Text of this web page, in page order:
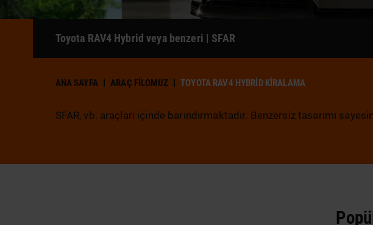
Toyota RAV4 Hybrid veya benzeri | SFAR
ANA SAYFA ARAÇ FILOMUZ TOYOTA RAV4 HYBRID KIRALAMA
SFAR, vb. araçları içinde barındırmaktadır. Benzersiz tasarımı